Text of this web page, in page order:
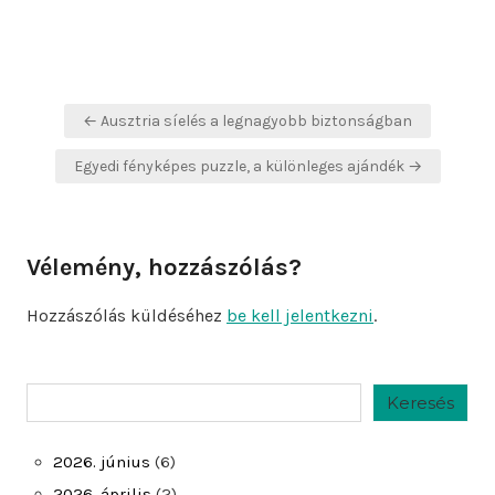
Bejegyzés
← Ausztria síelés a legnagyobb biztonságban
Egyedi fényképes puzzle, a különleges ajándék →
Vélemény, hozzászólás?
Hozzászólás küldéséhez be kell jelentkezni.
Keresés
2026. június (6)